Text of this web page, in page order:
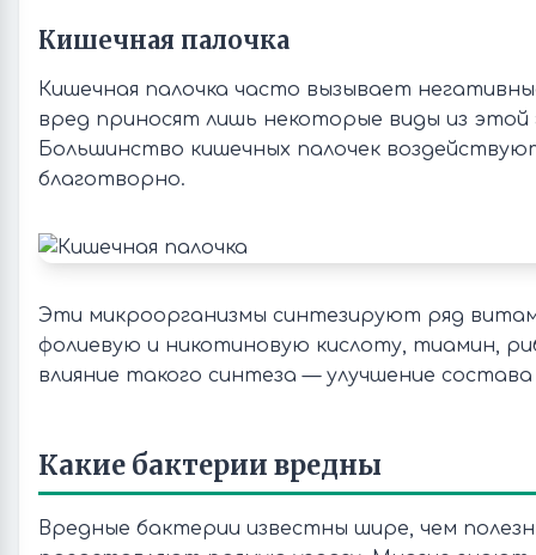
Кишечная палочка
Кишечная палочка часто вызывает
вред приносят лишь некоторые виды из этой
Большинство кишечных палочек
благотворно.
Эти микроорганизмы синтезируют ряд
фолиевую и никотиновую кислоту, тиамин,
влияние такого синтеза — улучшение состава
Какие бактерии вредны
Вредные бактерии известны шире, чем